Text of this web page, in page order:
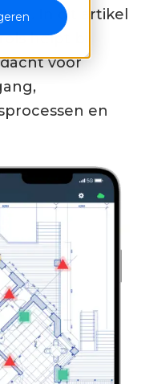
In dit artikel
helpt bij
voor
en